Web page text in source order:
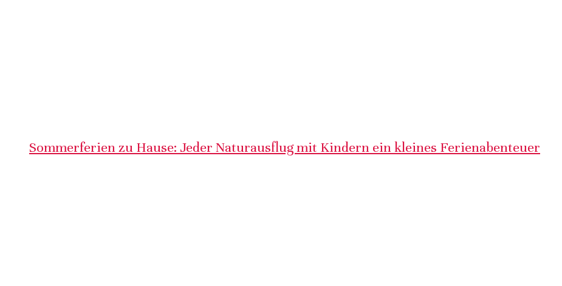
Sommerferien zu Hause: Jeder Naturausflug mit Kindern ein kleines Ferienabenteuer